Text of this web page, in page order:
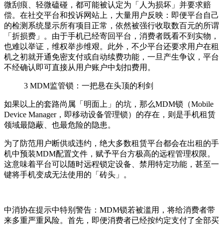
微刮痕、轻微磕碰，都可能被认定为「人为损坏」并要求赔
偿。在社交平台和投诉网站上，大量用户反映：即便平台自己
的检测系统显示所有项目正常，依然被强行收取数百元的所谓
「折损费」。由于手机已经寄回平台，消费者既看不到实物，
也难以举证，维权举步维艰。此外，不少平台还要求用户在租
机之初就开通免密支付或自动续费功能，一旦产生争议，平台
不经确认即可直接从用户账户中划扣费用。
3 MDM监管锁：一把悬在头顶的利剑
如果以上的套路尚属「明面上」的坑，那么MDM锁（Mobile
Device Manager，即移动设备管理锁）的存在，则是手机租赁
领域最隐蔽、也最危险的隐患。
为了防范用户断供或违约，绝大多数租赁平台都会在出租的手
机中预装MDM配置文件，赋予平台方极高的远程管理权限。
这意味着平台可以随时远程锁定设备、禁用特定功能，甚至一
键将手机变成无法使用的「砖头」。
中消协在提示中特别警告：MDM锁若被滥用，将给消费者带
来多重严重风险。首先，即便消费者已经按约定支付了全部买